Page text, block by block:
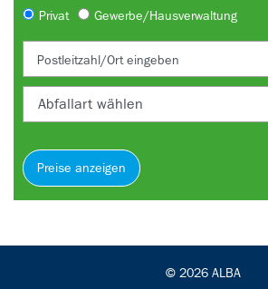
Privat Gewerbe/­Hausverwaltung
Postleitzahl/Ort eingeben
Preise anzeigen
© 2026 ALBA